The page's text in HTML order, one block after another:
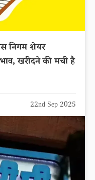
निगम शेयर
खरीदने की मची है
22nd Sep 2025